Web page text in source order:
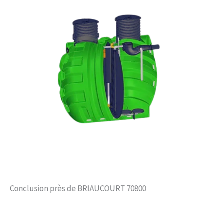
Conclusion près de BRIAUCOURT 70800